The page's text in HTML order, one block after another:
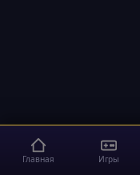
Главная Игры